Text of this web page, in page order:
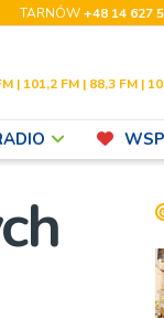
TARNÓW+48 14 627
| 101,2 FM | 88,3 FM |